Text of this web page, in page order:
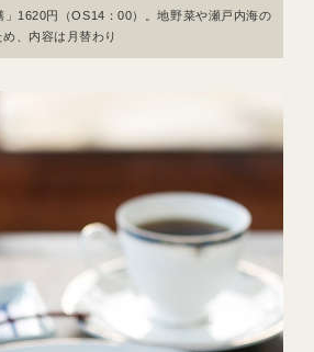
」1620円（OS14：00）。地野菜や瀬戸内海の
、内容は月替わり